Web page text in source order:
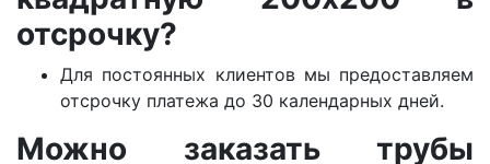
отсрочку?
Для постоянных клиентов мы предоставляем
отсрочку платежа до 30 календарных дней.
Можно заказать трубы